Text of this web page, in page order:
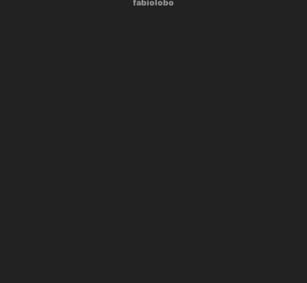
fabiolobo